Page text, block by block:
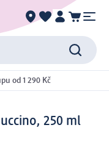
od 1 290 Kč
250 ml